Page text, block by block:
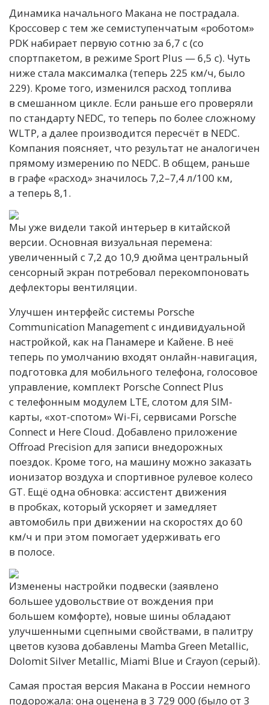
Динамика начального Макана не пострадала.
Кроссовер с тем же семиступенчатым «роботом»
PDK набирает первую сотню за 6,7 c (со
спортпакетом, в режиме Sport Plus — 6,5 с). Чуть
ниже стала максималка (теперь 225 км/ч, было
229). Кроме того, изменился расход топлива
в смешанном цикле. Если раньше его проверяли
по стандарту NEDC, то теперь по более сложному
WLTP, а далее производится пересчёт в NEDC.
Компания поясняет, что результат не аналогичен
прямому измерению по NEDC. В общем, раньше
в графе «расход» значилось 7,2–7,4 л/100 км,
а теперь 8,1.
Мы уже видели такой интерьер в китайской
версии. Основная визуальная перемена:
увеличенный с 7,2 до 10,9 дюйма центральный
сенсорный экран потребовал перекомпоновать
дефлекторы вентиляции.
Улучшен интерфейс системы Porsche
Communication Management с индивидуальной
настройкой, как на Панамере и Кайене. В неё
теперь по умолчанию входят онлайн-навигация,
подготовка для мобильного телефона, голосовое
управление, комплект Porsche Connect Plus
с телефонным модулем LTE, слотом для SIM­-
карты, «хот-спотом» Wi-Fi, сервисами Porsche
Connect и Here Cloud. Добавлено приложение
Offroad Precision для записи внедорожных
поездок. Кроме того, на машину можно заказать
ионизатор воздуха и спортивное рулевое колесо
GT. Ещё одна обновка: ассистент движения
в пробках, который ускоряет и замедляет
автомобиль при движении на скоростях до 60
км/ч и при этом помогает удерживать его
в полосе.
Изменены настройки подвески (заявлено
большее удовольствие от вождения при
большем комфорте), новые шины обладают
улучшенными сцепными свойствами, в палитру
цветов кузова добавлены Mamba Green Metallic,
Dolomit Silver Metallic, Miami Blue и Crayon (серый).
Самая простая версия Макана в России немного
подорожала: она оценена в 3 729 000 (было от 3